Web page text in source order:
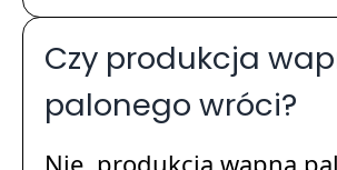
Czy produkcja
palonego wróci?
Nie, produkcja wapna